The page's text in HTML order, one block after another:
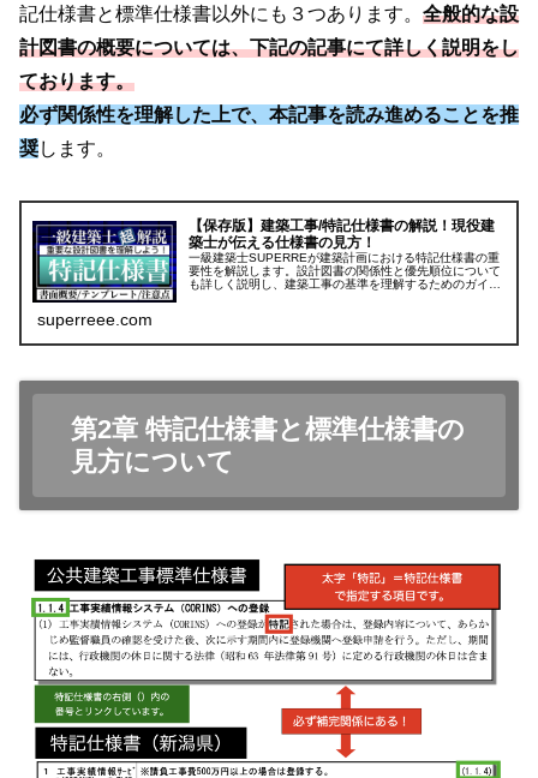
記仕様書と標準仕様書以外にも３つあります。 全般的な設
計図書の概要については、下記の記事にて詳しく説明をし
ております。
必ず関係性を理解した上で、本記事を読み進めることを推
奨します。
【保存版】建築工事/特記仕様書の解説！現役建
築士が伝える仕様書の見方！
一級建築士SUPERREが建築計画における特記仕様書の重
要性を解説します。設計図書の関係性と優先順位について
も詳しく説明し、建築工事の基準を理解するためのガイド
superreee.com
第2章 特記仕様書と標準仕様書の
見方について